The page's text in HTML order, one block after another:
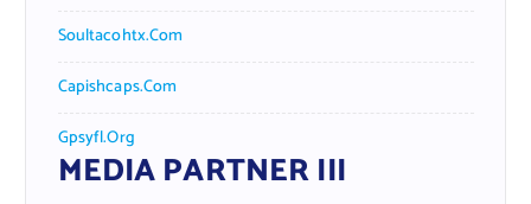
Soultacohtx.com
Capishcaps.com
Gpsyfl.org
MEDIA PARTNER III